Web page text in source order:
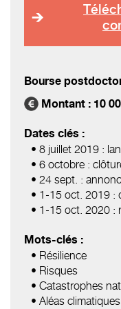
Bourse
Montant : 10
Dates clés :
• 8 juillet 2019 :
• 6 octobre :
• 24 sept. :
• 1-15 oct. 2019 :
• 1-15 oct. 2020 :
Mots-clés :
• Résilience
• Risques
• Catastrophes
• Aléas climatiques